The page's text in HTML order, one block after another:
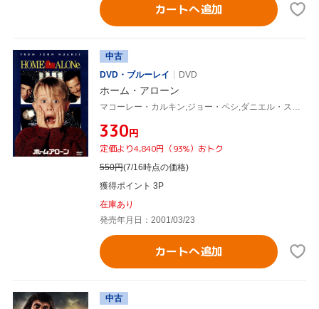
カートへ追加
中古
DVD・ブルーレイ
DVD
ホーム・アローン
¥330円
定価より4,840円（93%）おトク
550円(7/16時点の価格)
獲得ポイント 3P
在庫あり
発売年月日：2001/03/23
カートへ追加
中古